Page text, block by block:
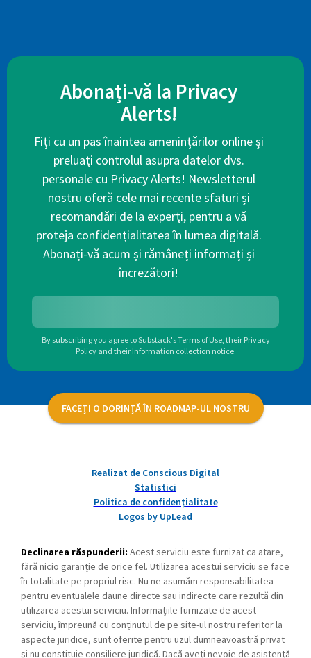
Abonați-vă la Privacy
Alerts!
Fiți cu un pas înaintea amenințărilor online și
preluați controlul asupra datelor dvs.
personale cu Privacy Alerts! Newsletterul
nostru oferă cele mai recente sfaturi și
recomandări de la experți, pentru a vă
proteja confidențialitatea în lumea digitală.
Abonați-vă acum și rămâneți informați și
încrezători!
By subscribing you agree toSubstack's Terms of Use, their Privacy
Policy and their Information collection notice.
FACEȚI O DORINȚĂ ÎN ROADMAP-UL NOSTRU
Realizat de Conscious Digital
Statistici
Politica de confidențialitate
Logos by UpLead
Declinarea răspunderii: Acest serviciu este furnizat ca atare,
fără nicio garanție de orice fel. Utilizarea acestui serviciu se face
în totalitate pe propriul risc. Nu ne asumăm responsabilitatea
pentru eventualele daune directe sau indirecte care rezultă din
utilizarea acestui serviciu. Informațiile furnizate de acest
serviciu, împreună cu conținutul de pe site-ul nostru referitor la
aspecte juridice, sunt oferite pentru uzul dumneavoastră privat
și nu constituie consiliere juridică. Dacă aveți nevoie de asistență